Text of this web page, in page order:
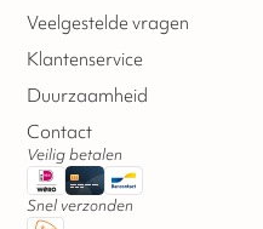
Veelgestelde vragen
Klantenservice
Duurzaamheid
Contact
Veilig betalen
Snel verzonden